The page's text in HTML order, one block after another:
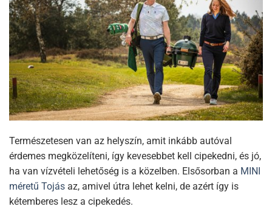
Természetesen van az helyszín, amit inkább autóval
érdemes megközelíteni, így kevesebbet kell cipekedni, és jó,
ha van vízvételi lehetőség is a közelben. Elsősorban a MINI
méretű Tojás az, amivel útra lehet kelni, de azért így is
kétemberes lesz a cipekedés.